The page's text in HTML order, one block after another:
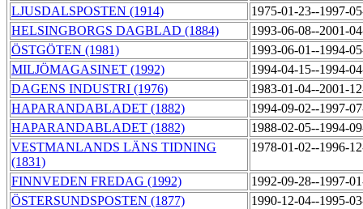
LJUSDALSPOSTEN (1914)
1975-01-23--1997-
HELSINGBORGS DAGBLAD (1884)
1993-06-08--2001-
ÖSTGÖTEN (1981)
1993-06-01--1994-
MILJÖMAGASINET (1992)
1994-04-15--1994-
DAGENS INDUSTRI (1976)
1983-01-04--2001-
HAPARANDABLADET (1882)
1994-09-02--1997-
HAPARANDABLADET (1882)
1988-02-05--1994-
VESTMANLANDS LÄNS TIDNING
(1831)
1978-01-02--1996-
FINNVEDEN FREDAG (1992)
1992-09-28--1997-
ÖSTERSUNDSPOSTEN (1877)
1990-12-04--1995-